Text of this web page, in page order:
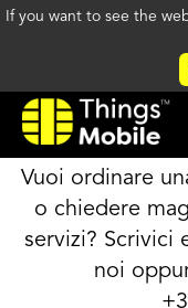
If you want to see the
Vuoi ordinare
o chiedere
servizi? Scrivici
noi